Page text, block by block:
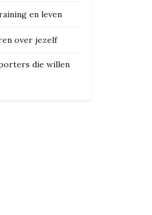
en leven
over jezelf
die willen